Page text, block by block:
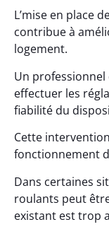
L’mise en place
contribue à
logement.
Un
effectuer les
fiabilité du
Cette
fonctionnement
Dans certaines
roulants peut
existant est trop